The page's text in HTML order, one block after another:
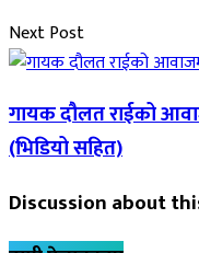
Next Post
गायक दौलत राईको
(भिडियो सहित)
Discussion about